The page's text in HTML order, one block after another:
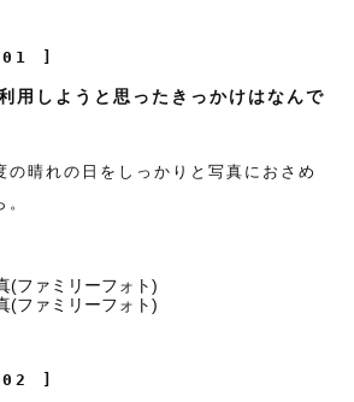
]
用しようと思ったきっかけはなんで
の晴れの日をしっかりと写真におさめ
]